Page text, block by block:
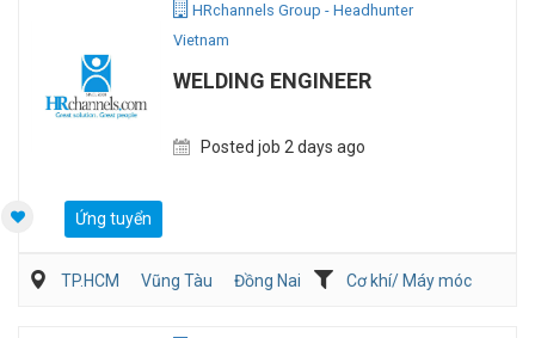
HRchannels Group - Headhunter
Vietnam
WELDING ENGINEER
Posted job 2 days ago
Ứng tuyển
TP.HCM Vũng Tàu Đồng Nai
Cơ khí/ Máy móc